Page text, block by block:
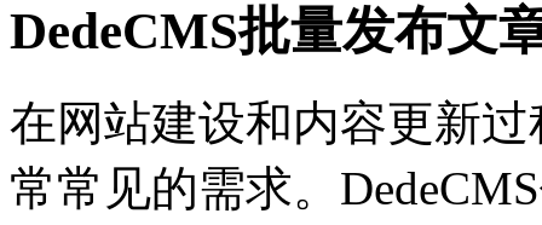
DedeCMS批量发布文
在网站建设和内容更新
常常见的需求。